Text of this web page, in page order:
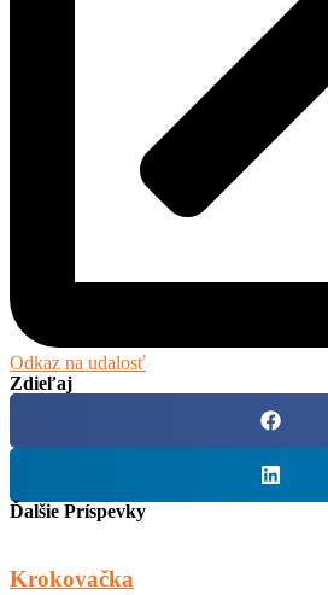
Odkaz na udalosť
Zdieľaj
Ďalšie Príspevky
Krokovačka